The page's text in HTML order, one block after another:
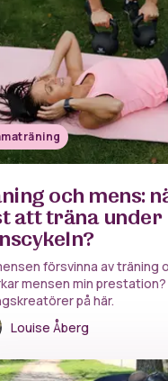
och mens:
att träna under
försvinna av träning
mensen min
på här.
Louise Åberg